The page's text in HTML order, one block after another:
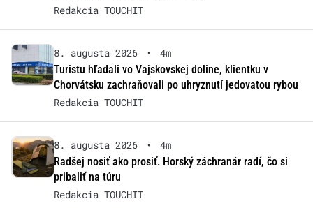
Redakcia TOUCHIT
8. augusta 2026 •
4m
Turistu hľadali vo Vajskovskej doline, klientku v
Chorvátsku zachraňovali po uhryznutí jedovatou rybou
Redakcia TOUCHIT
8. augusta 2026 •
4m
Radšej nosiť ako prosiť. Horský záchranár radí, čo si
pribaliť na túru
Redakcia TOUCHIT